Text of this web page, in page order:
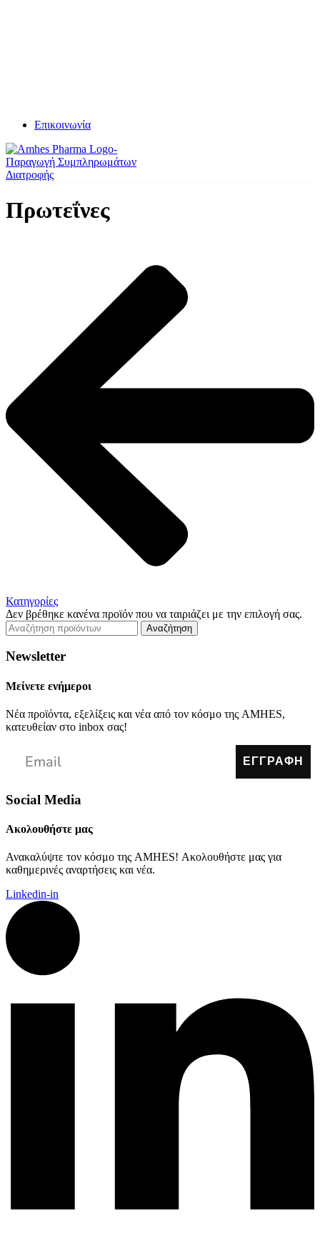
Επικοινωνία
Πρωτεΐνες
Κατηγορίες
Δεν βρέθηκε κανένα προϊόν που να ταιριάζει με την επιλογή σας.
Αναζήτηση
Newsletter
Μείνετε ενήμεροι
Νέα προϊόντα, εξελίξεις και νέα από τον κόσμο της AMHES,
κατευθείαν στο inbox σας!
ΕΓΓΡΑΦΗ
Social Media
Ακολουθήστε μας
Ανακαλύψτε τον κόσμο της AMHES! Ακολουθήστε μας για
καθημερινές αναρτήσεις και νέα.
Linkedin-in